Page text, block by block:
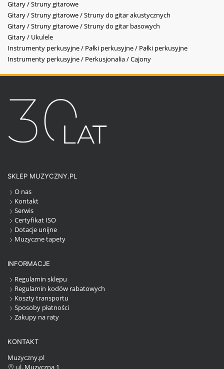
Gitary / Struny gitarowe
Gitary / Struny gitarowe / Struny do gitar akustycznych
Gitary / Struny gitarowe / Struny do gitar basowych
Gitary / Ukulele
Instrumenty perkusyjne / Pałki perkusyjne / Pałki perkusyjne
Instrumenty perkusyjne / Perkusjonalia / Cajony
SKLEP MUZYCZNY.PL
O nas
Kontakt
Serwis
Certyfikat ISO
Dotacje unijne
Muzyczne tapety
INFORMACJE
Regulamin sklepu
Regulamin kodów rabatowych
Koszty transportu
Sposoby płatności
Zakupy na raty
KONTAKT
Muzyczny.pl
ul. Muzyczna 1